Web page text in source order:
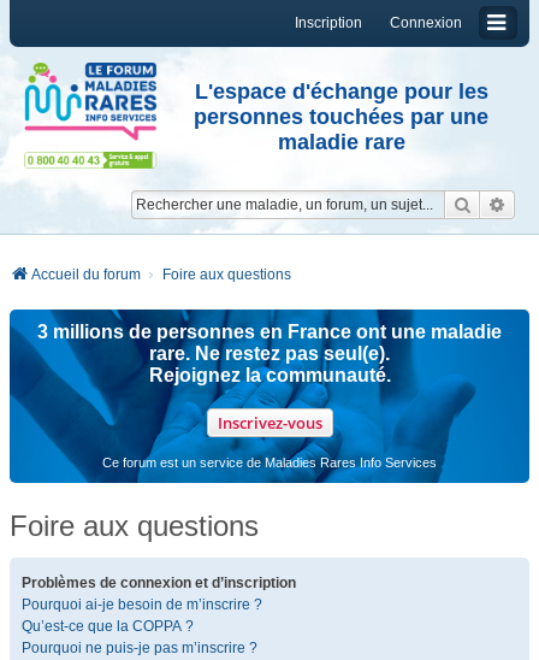
Connexion
Inscription
L'espace d'échange pour les
personnes touchées par une
maladie rare
Accueil du forum Foire aux questions
3 millions de personnes en France ont une maladie
rare. Ne restez pas seul(e).
Rejoignez la communauté.
Inscrivez-vous
Ce forum est un service de Maladies Rares Info Services
Foire aux questions
Problèmes de connexion et d’inscription
Pourquoi ai-je besoin de m’inscrire ?
Qu’est-ce que la COPPA ?
Pourquoi ne puis-je pas m’inscrire ?